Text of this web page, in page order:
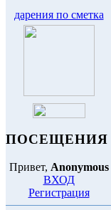
дарения по сметка
ПОСЕЩЕНИЯ
Привет, Anonymous
ВХОД
Регистрация